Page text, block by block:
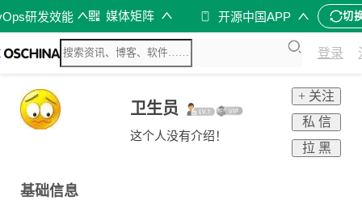
研发效能 媒体矩阵 开源中国APP 切
登录
卫生员
这个人没有介绍！
+ 关注
私 信
拉 黑
基础信息